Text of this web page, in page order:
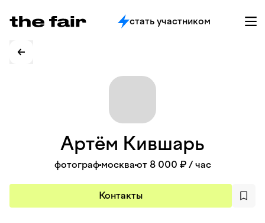
стать участником
Артём Кившарь
фотографмоскваот 8 000 ₽/ час
Контакты